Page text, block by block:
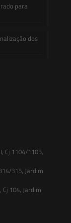
para
dos
Cj 1104/1105,
315, Jardim
104, Jardim